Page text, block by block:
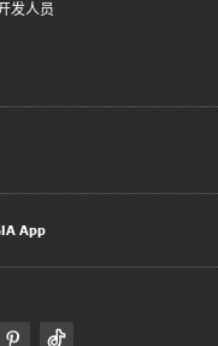
发人员
App